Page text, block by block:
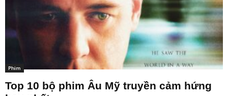
Phim
Top 10 bộ phim Âu Mỹ truyền cảm hứng